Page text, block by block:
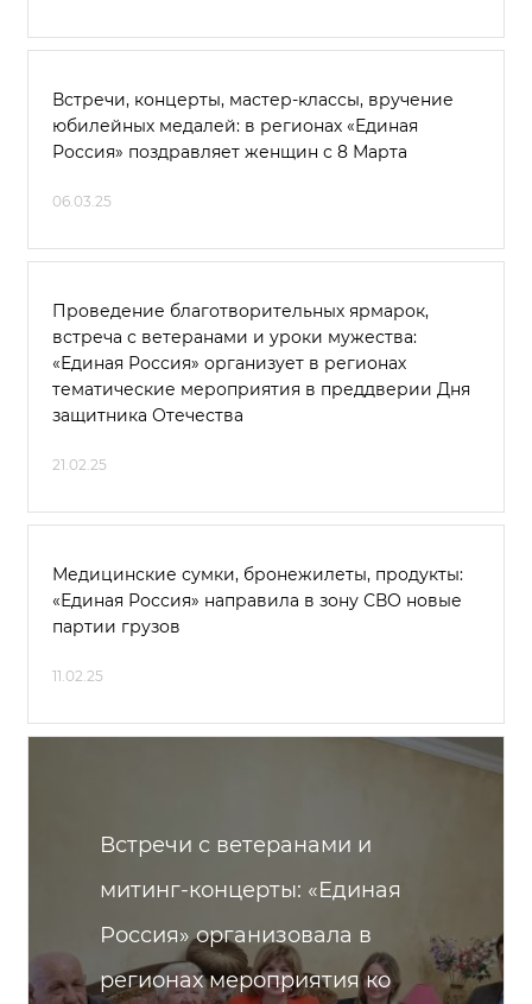
Встречи, концерты, мастер-классы, вручение
юбилейных медалей: в регионах «Единая
Россия» поздравляет женщин с 8 Марта
06.03.25
Проведение благотворительных ярмарок,
встреча с ветеранами и уроки мужества:
«Единая Россия» организует в регионах
тематические мероприятия в преддверии Дня
защитника Отечества
21.02.25
Медицинские сумки, бронежилеты, продукты:
«Единая Россия» направила в зону СВО новые
партии грузов
11.02.25
Встречи с ветеранами и
митинг-концерты: «Единая
Россия» организовала в
регионах мероприятия ко